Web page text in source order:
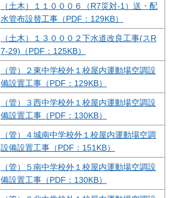
（土木）１１０００６（R7災対-1）送・配
水管布設替工事（PDF：129KB）
（土木）１３０００２下水道改良工事(スR
7-29)（PDF：125KB）
（管）２東中学校外１校屋内運動場空調設
備設置工事（PDF：129KB）
（管）３西中学校外１校屋内運動場空調設
備設置工事（PDF：130KB）
（管）４城南中学校外１校屋内運動場空調
設備設置工事（PDF：151KB）
（管）５南中学校外１校屋内運動場空調設
備設置工事（PDF：130KB）